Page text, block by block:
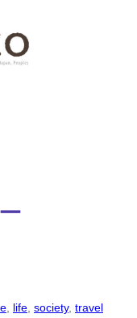
, life, society, travel